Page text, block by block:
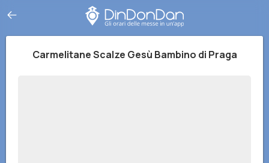
Carmelitane Scalze Gesù Bambino di Praga